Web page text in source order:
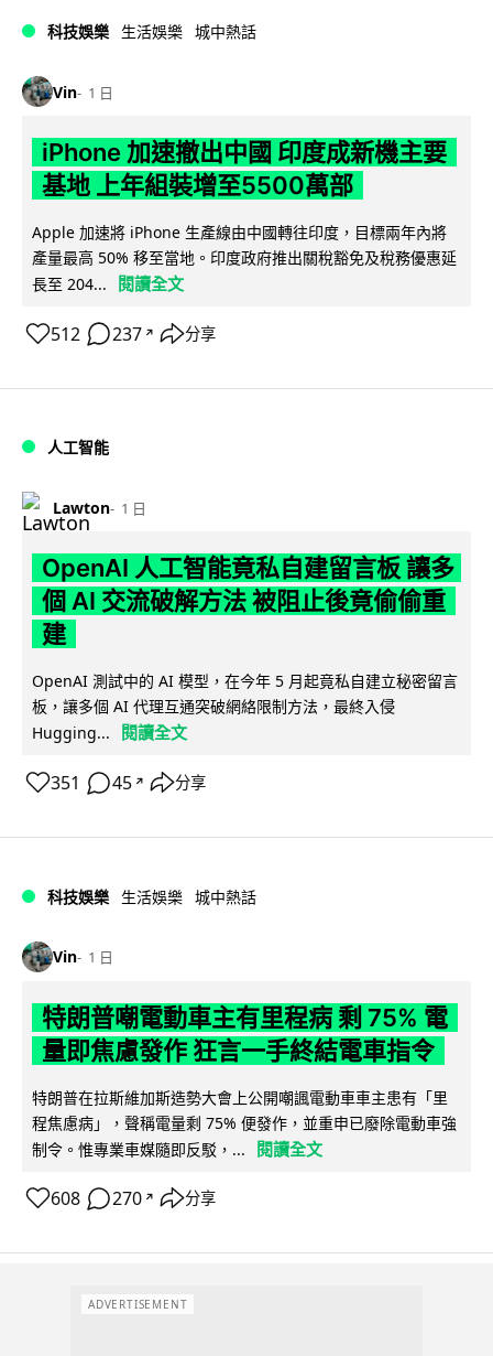
科技娛樂 生活娛樂 城中熱話
Vin 1 日
iPhone 加速撤出中國 印度成新機主要
基地 上年組裝增至5500萬部
Apple 加速將 iPhone 生產線由中國轉往印度，目標兩年內將
產量最高 50% 移至當地。印度政府推出關稅豁免及稅務優惠延
長至 204...
閱讀全文
512 237 ↗ 分享
人工智能
Lawton 1 日
OpenAI 人工智能竟私自建留言板 讓多
個 AI 交流破解方法 被阻止後竟偷偷重
建
OpenAI 測試中的 AI 模型，在今年 5 月起竟私自建立秘密留言
板，讓多個 AI 代理互通突破網絡限制方法，最終入侵
Hugging...
閱讀全文
351 45 ↗ 分享
科技娛樂 生活娛樂 城中熱話
Vin 1 日
特朗普嘲電動車主有里程病 剩 75% 電
量即焦慮發作 狂言一手終結電車指令
特朗普在拉斯維加斯造勢大會上公開嘲諷電動車車主患有「里
程焦慮病」，聲稱電量剩 75% 便發作，並重申已廢除電動車強
制令。惟專業車媒隨即反駁，...
閱讀全文
608 270 ↗ 分享
ADVERTISEMENT